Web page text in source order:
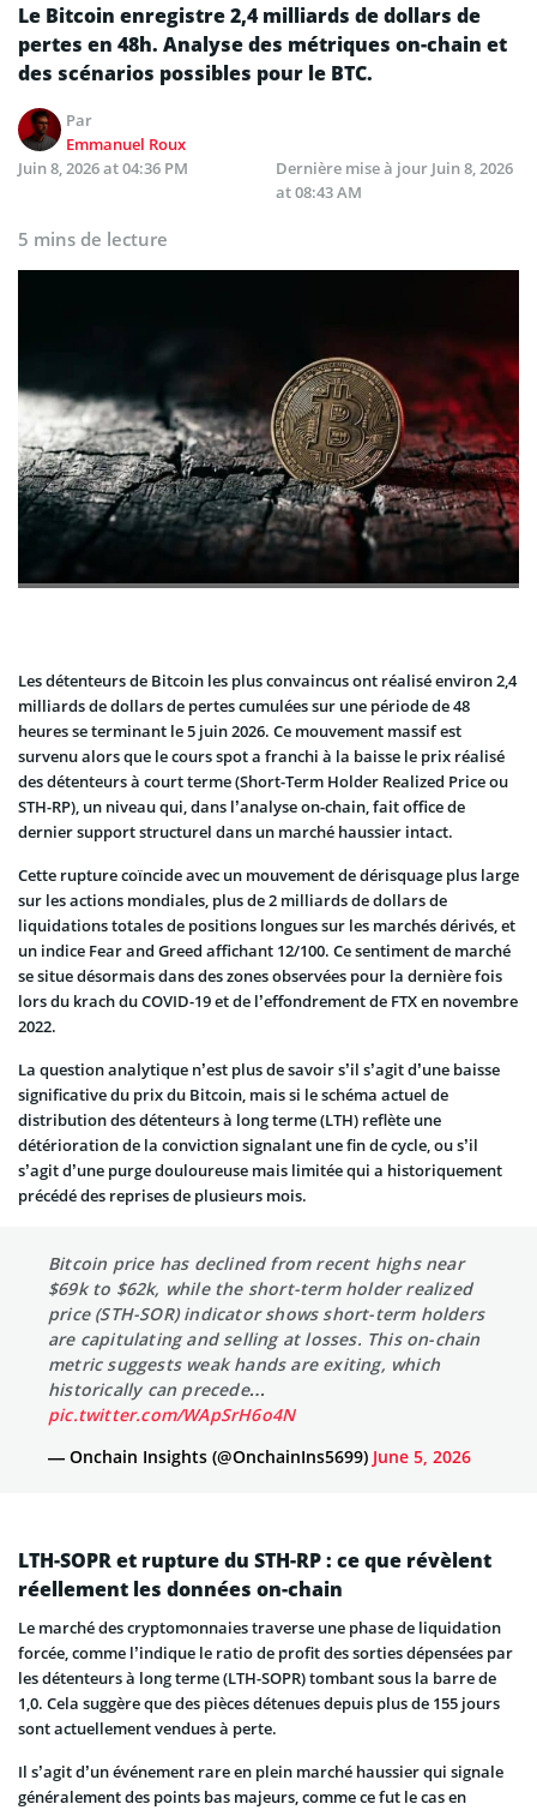
Le Bitcoin enregistre 2,4 milliards de dollars de
pertes en 48h. Analyse des métriques on-chain et
des scénarios possibles pour le BTC.
Par
Emmanuel Roux
Juin 8, 2026 at 04:36 PM
Dernière mise à jour Juin 8, 2026
at 08:43 AM
5 mins de lecture
Les détenteurs de Bitcoin les plus convaincus ont réalisé environ 2,4
milliards de dollars de pertes cumulées sur une période de 48
heures se terminant le 5 juin 2026. Ce mouvement massif est
survenu alors que le cours spot a franchi à la baisse le prix réalisé
des détenteurs à court terme (Short-Term Holder Realized Price ou
STH-RP), un niveau qui, dans l’analyse on-chain, fait office de
dernier support structurel dans un marché haussier intact.
Cette rupture coïncide avec un mouvement de dérisquage plus large
sur les actions mondiales, plus de 2 milliards de dollars de
liquidations totales de positions longues sur les marchés dérivés, et
un indice Fear and Greed affichant 12/100. Ce sentiment de marché
se situe désormais dans des zones observées pour la dernière fois
lors du krach du COVID-19 et de l’effondrement de FTX en novembre
2022.
La question analytique n’est plus de savoir s’il s’agit d’une baisse
significative du prix du Bitcoin, mais si le schéma actuel de
distribution des détenteurs à long terme (LTH) reflète une
détérioration de la conviction signalant une fin de cycle, ou s’il
s’agit d’une purge douloureuse mais limitée qui a historiquement
précédé des reprises de plusieurs mois.
Bitcoin price has declined from recent highs near
$69k to $62k, while the short-term holder realized
price (STH-SOR) indicator shows short-term holders
are capitulating and selling at losses. This on-chain
metric suggests weak hands are exiting, which
historically can precede…
pic.twitter.com/WApSrH6o4N
— Onchain Insights (@OnchainIns5699) June 5, 2026
LTH-SOPR et rupture du STH-RP : ce que révèlent
réellement les données on-chain
Le marché des cryptomonnaies traverse une phase de liquidation
forcée, comme l’indique le ratio de profit des sorties dépensées par
les détenteurs à long terme (LTH-SOPR) tombant sous la barre de
1,0. Cela suggère que des pièces détenues depuis plus de 155 jours
sont actuellement vendues à perte.
Il s’agit d’un événement rare en plein marché haussier qui signale
généralement des points bas majeurs, comme ce fut le cas en